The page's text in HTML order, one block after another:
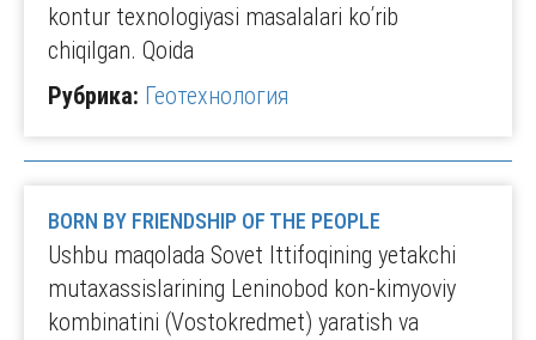
kontur texnologiyasi masalalari koʹrib
chiqilgan. Qoida
Рубрика: Геотехнология
BORN BY FRIENDSHIP OF THE PEOPLE
Ushbu maqolada Sovet Ittifoqining yetakchi
mutaxassislarining Leninobod kon-kimyoviy
kombinatini (Vostokredmet) yaratish va